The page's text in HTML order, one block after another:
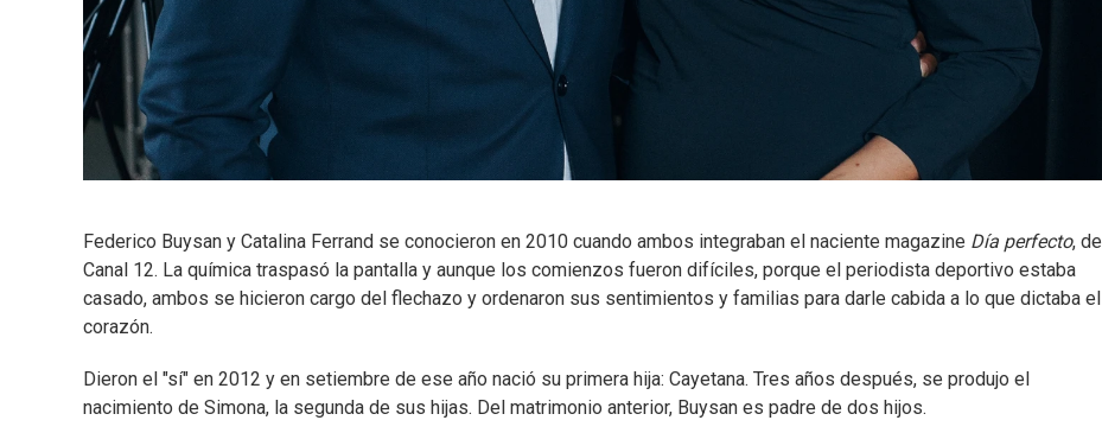
Federico Buysan y Catalina Ferrand se conocieron en 2010 cuando ambos integraban el naciente magazine Día perfecto, de
Canal 12. La química traspasó la pantalla y aunque los comienzos fueron difíciles, porque el periodista deportivo estaba
casado, ambos se hicieron cargo del flechazo y ordenaron sus sentimientos y familias para darle cabida a lo que dictaba el
corazón.
Dieron el "sí" en 2012 y en setiembre de ese año nació su primera hija: Cayetana. Tres años después, se produjo el
nacimiento de Simona, la segunda de sus hijas. Del matrimonio anterior, Buysan es padre de dos hijos.